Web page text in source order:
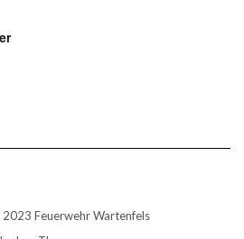
Feuerwehr Wartenfels